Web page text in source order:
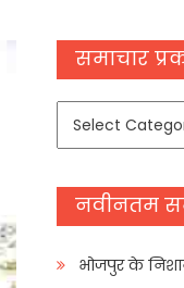
समाचार
समाचार
नवीनतम
भोजपुर के